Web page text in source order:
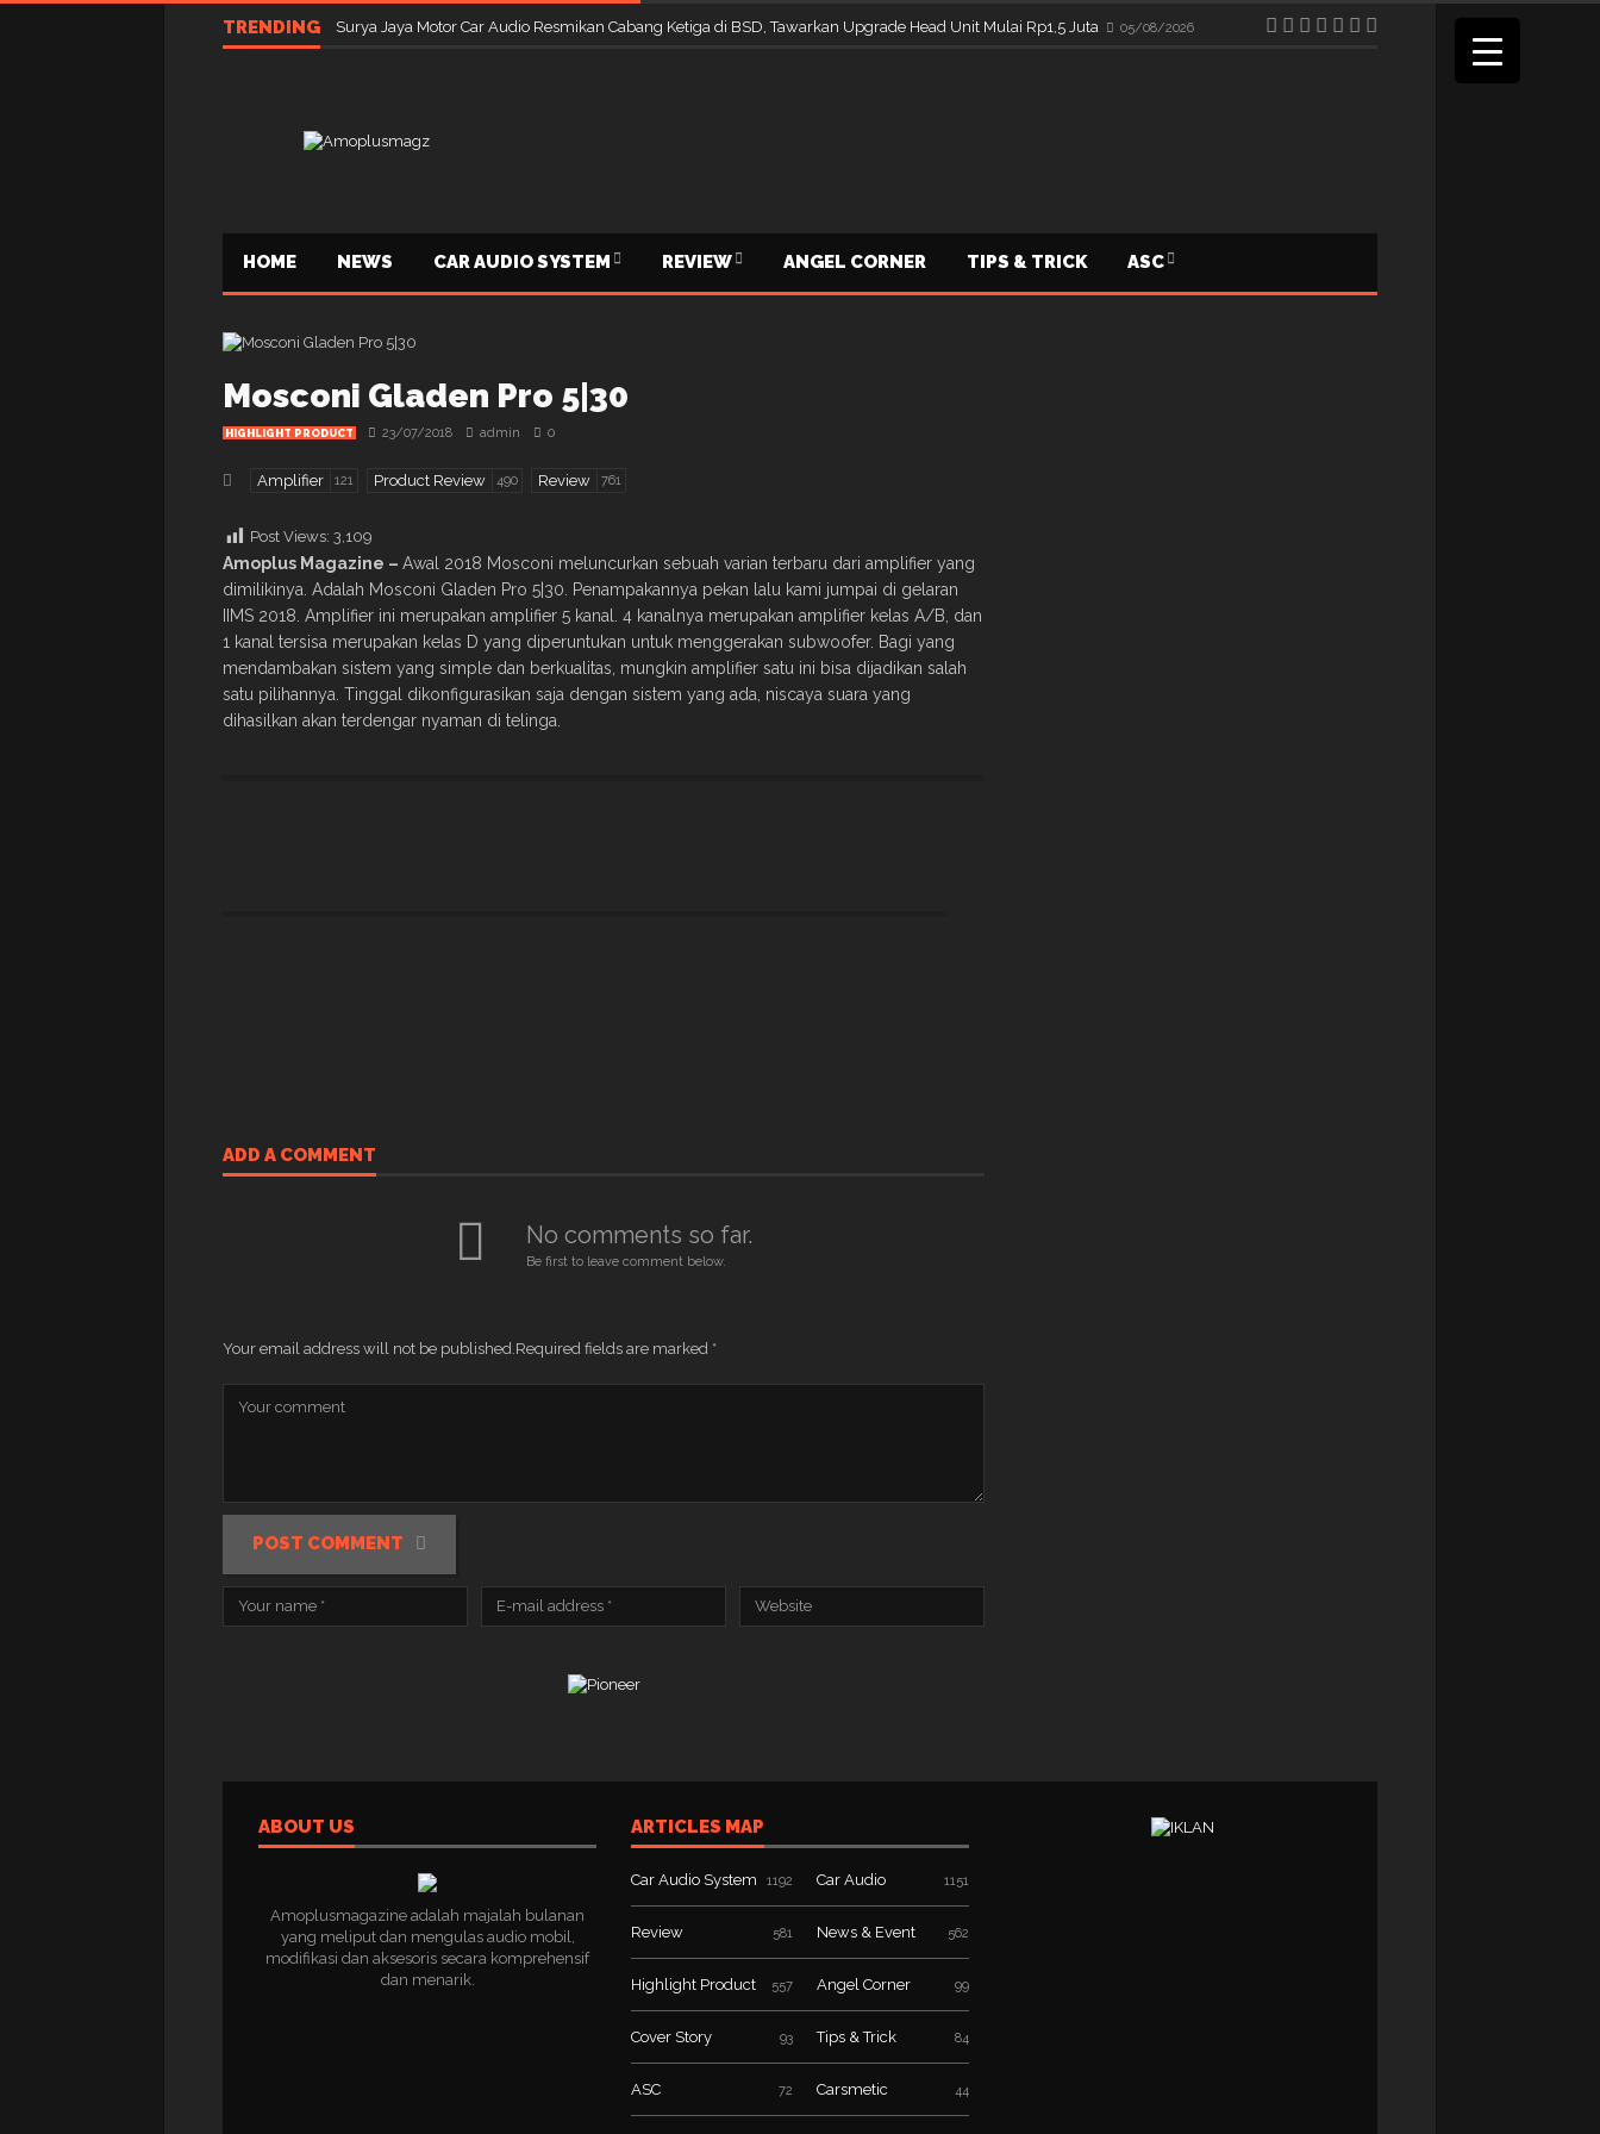
TRENDING Surya Jaya Motor Car Audio Resmikan Cabang Ketiga di BSD, Tawarkan Upgrade Head Unit Mulai Rp1,5 Juta 05/08/2026
HOME NEWS CAR AUDIO SYSTEM REVIEW ANGEL CORNER TIPS & TRICK ASC
Mosconi Gladen Pro 5|30
HIGHLIGHT PRODUCT 23/07/2018 admin 0
Amplifier 121 Product Review 490 Review 761
Post Views: 3,109
Amoplus Magazine – Awal 2018 Mosconi meluncurkan sebuah varian terbaru dari amplifier yang
dimilikinya. Adalah Mosconi Gladen Pro 5|30. Penampakannya pekan lalu kami jumpai di gelaran
IIMS 2018. Amplifier ini merupakan amplifier 5 kanal. 4 kanalnya merupakan amplifier kelas A/B, dan
1 kanal tersisa merupakan kelas D yang diperuntukan untuk menggerakan subwoofer. Bagi yang
mendambakan sistem yang simple dan berkualitas, mungkin amplifier satu ini bisa dijadikan salah
satu pilihannya. Tinggal dikonfigurasikan saja dengan sistem yang ada, niscaya suara yang
dihasilkan akan terdengar nyaman di telinga.
ADD A COMMENT
No comments so far.
Be first to leave comment below.
Your email address will not be published. Required fields are marked *
POST COMMENT
ABOUT US
Amoplusmagazine adalah majalah bulanan
yang meliput dan mengulas audio mobil,
modifikasi dan aksesoris secara komprehensif
dan menarik.
ARTICLES MAP
Car Audio System 1192 Car Audio 1151
Review 581 News & Event 562
Highlight Product 557 Angel Corner 99
Cover Story 93 Tips & Trick 84
ASC 72 Carsmetic 44